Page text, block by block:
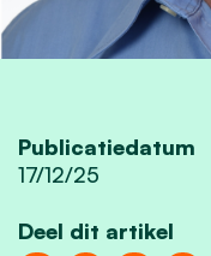
Publicatiedatum
17/12/25
Deel dit artikel